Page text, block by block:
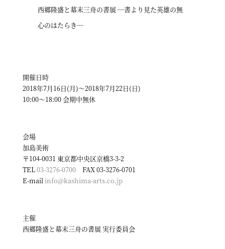
西郷隆盛と幕末三舟の書展 ―書より見た英雄の無
心のはたらき―
開催日時
2018年7月16日(月)～2018年7月22日(日)
10:00～18:00 会期中無休
会場
加島美術
〒104-0031 東京都中央区京橋3-3-2
TEL03-3276-0700FAX 03-3276-0701
E-mailinfo@kashima-arts.co.jp
主催
西郷隆盛と幕末三舟の書展 実行委員会